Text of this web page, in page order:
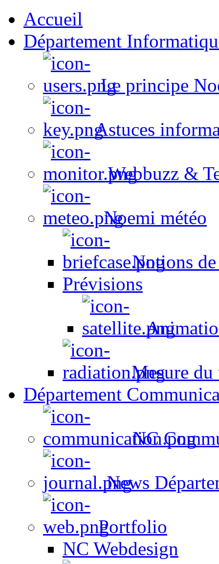
Accueil
Département
Le principe
Astuces
Webbuzz &
Noemi météo
Notions
Prévisions
Mesure du
Département
NC
News
Portfolio
NC Webdesign